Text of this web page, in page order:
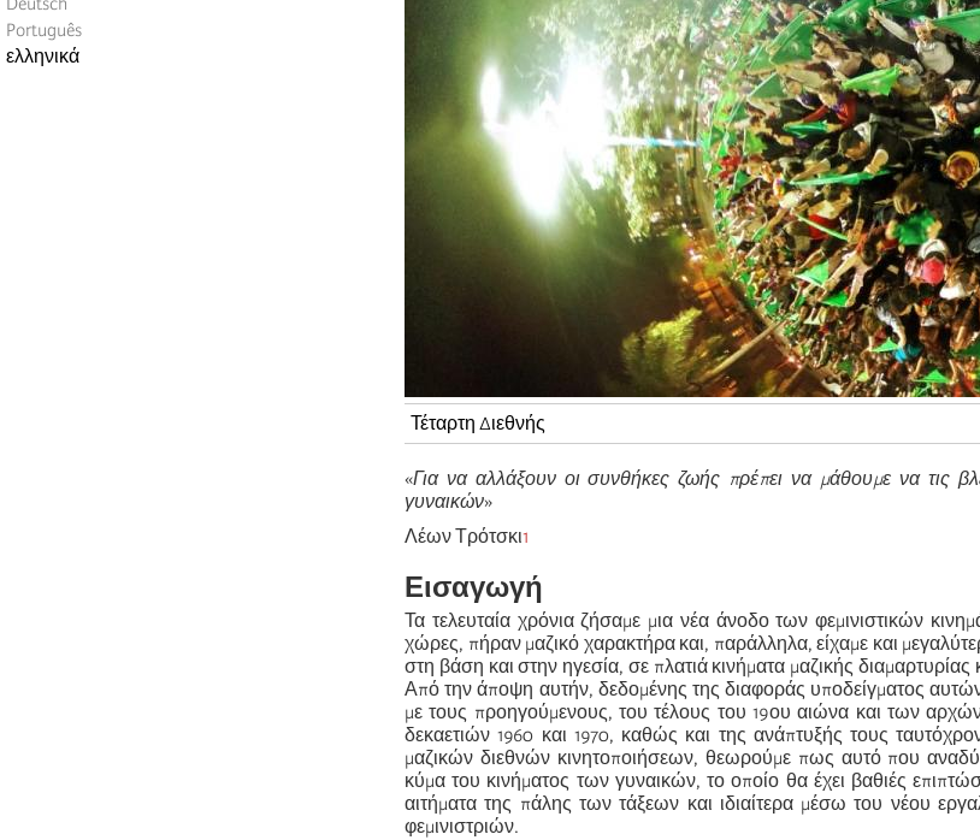
Português
ελληνικά
Τέταρτη Διεθνής
«Για να αλλάξουν οι συνθήκες ζωής πρέπει να μάθουμε να τις
γυναικών»
Λέων Τρότσκι1
Εισαγωγή
Τα τελευταία χρόνια ζήσαμε μια νέα άνοδο των φεμινιστικών
χώρες, πήραν μαζικό χαρακτήρα και, παράλληλα, είχαμε και
στη βάση και στην ηγεσία, σε πλατιά κινήματα μαζικής διαμαρτυρίας
Από την άποψη αυτήν, δεδομένης της διαφοράς υποδείγματος
με τους προηγούμενους, του τέλους του 19ου αιώνα και των
δεκαετιών 1960 και 1970, καθώς και της ανάπτυξής τους
μαζικών διεθνών κινητοποιήσεων, θεωρούμε πως αυτό που
κύμα του κινήματος των γυναικών, το οποίο θα έχει βαθιές
αιτήματα της πάλης των τάξεων και ιδιαίτερα μέσω του νέου
φεμινιστριών.